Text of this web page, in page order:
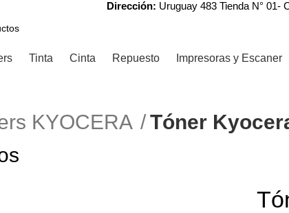
Dirección: Uruguay 483 Tienda N° 01-
Tinta Cinta Repuesto Impresoras y Escaner
KYOCERA
Tóner